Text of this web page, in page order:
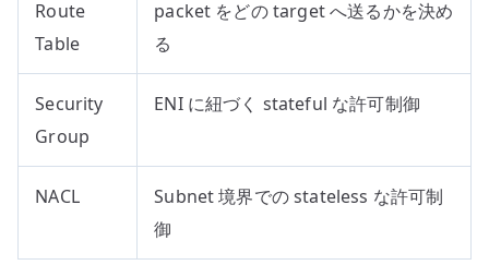
Route
Table
packet をどの target へ送るかを決め
る
Security
Group
ENI に紐づく stateful な許可制御
NACL
Subnet 境界での stateless な許可制
御